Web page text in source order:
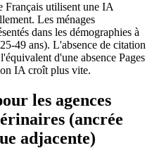
Français utilisent une IA
Les ménages
dans les démographies à
49 ans). L'absence de citation
d'une absence Pages
IA croît plus vite.
les agences
(ancrée
adjacente)